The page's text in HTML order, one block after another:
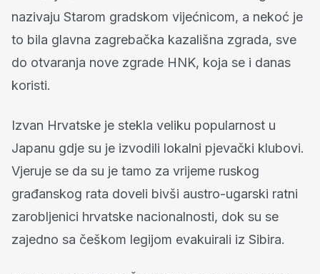
nazivaju Starom gradskom vijećnicom, a nekoć je
to bila glavna zagrebačka kazališna zgrada, sve
do otvaranja nove zgrade HNK, koja se i danas
koristi.
Izvan Hrvatske je stekla veliku popularnost u
Japanu gdje su je izvodili lokalni pjevački klubovi.
Vjeruje se da su je tamo za vrijeme ruskog
građanskog rata doveli bivši austro-ugarski ratni
zarobljenici hrvatske nacionalnosti, dok su se
zajedno sa češkom legijom evakuirali iz Sibira.